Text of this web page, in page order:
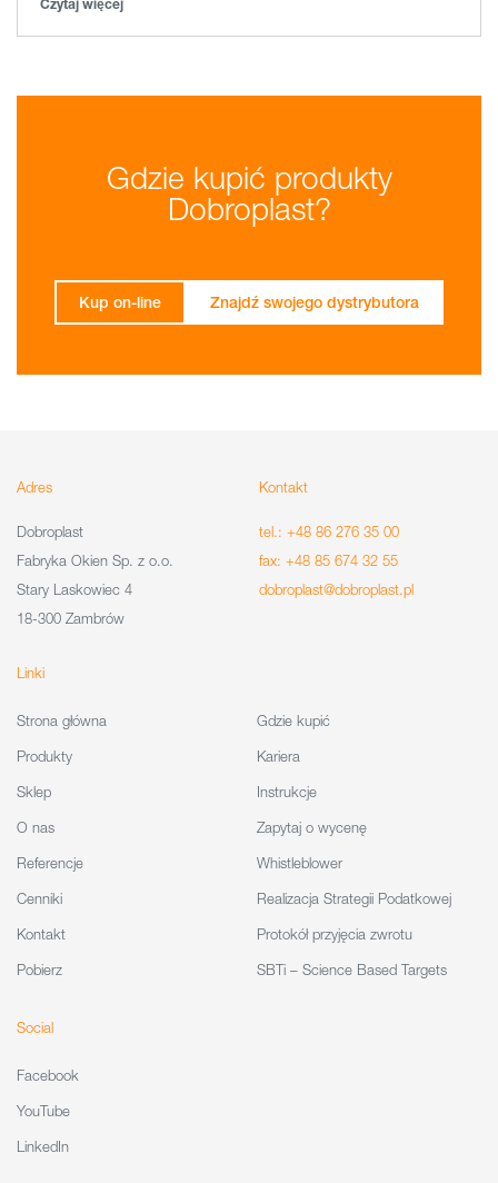
Czytaj więcej
Gdzie kupić produkty
Dobroplast?
Kup on-line Znajdź swojego dystrybutora
Adres
Dobroplast
Fabryka Okien Sp. z o.o.
Stary Laskowiec 4
18-300 Zambrów
Kontakt
tel.: +48 86 276 35 00
fax: +48 85 674 32 55
dobroplast@dobroplast.pl
Linki
Strona główna
Produkty
Sklep
O nas
Referencje
Cenniki
Kontakt
Pobierz
Gdzie kupić
Kariera
Instrukcje
Zapytaj o wycenę
Whistleblower
Realizacja Strategii Podatkowej
Protokół przyjęcia zwrotu
SBTi – Science Based Targets
Social
Facebook
YouTube
LinkedIn